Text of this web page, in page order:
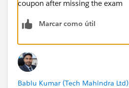
coupon after missing the exam
Marcar como útil
Bablu Kumar (Tech Mahindra Ltd)